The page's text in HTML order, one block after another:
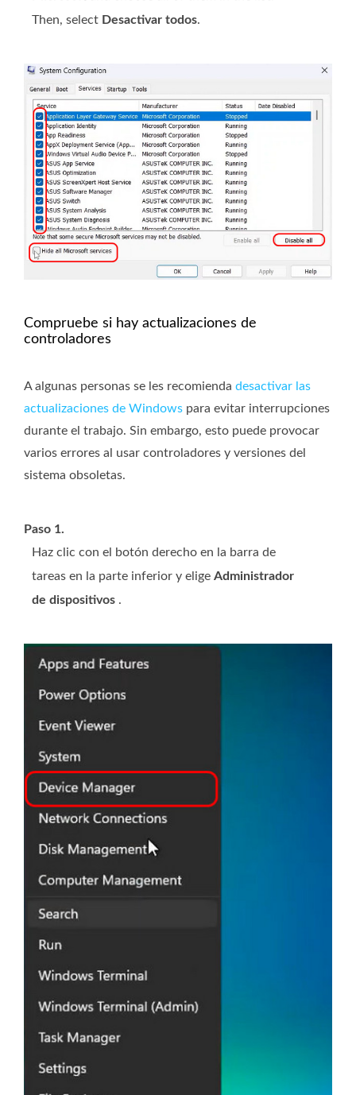
Then, select Desactivar todos.
Compruebe si hay actualizaciones de
controladores
A algunas personas se les recomienda desactivar las
actualizaciones de Windows para evitar interrupciones
durante el trabajo. Sin embargo, esto puede provocar
varios errores al usar controladores y versiones del
sistema obsoletas.
Paso 1.
Haz clic con el botón derecho en la barra de
tareas en la parte inferior y elige Administrador
de dispositivos .